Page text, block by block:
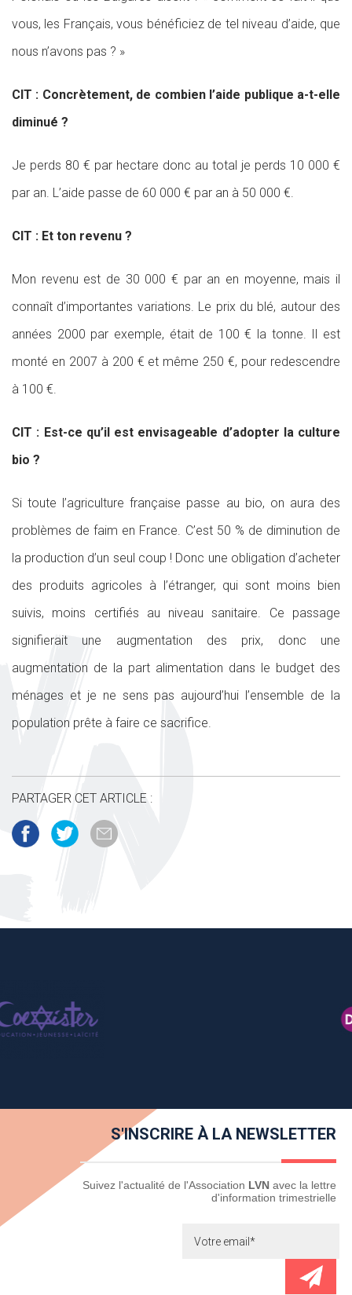
vous, les Français, vous bénéficiez de tel niveau d’aide, que
nous n’avons pas ? »
CIT : Concrètement, de combien l’aide publique a-t-elle
diminué ?
Je perds 80 € par hectare donc au total je perds 10 000 €
par an. L’aide passe de 60 000 € par an à 50 000 €.
CIT : Et ton revenu ?
Mon revenu est de 30 000 € par an en moyenne, mais il
connaît d’importantes variations. Le prix du blé, autour des
années 2000 par exemple, était de 100 € la tonne. Il est
monté en 2007 à 200 € et même 250 €, pour redescendre
à 100 €.
CIT : Est-ce qu’il est envisageable d’adopter la culture
bio ?
Si toute l’agriculture française passe au bio, on aura des
problèmes de faim en France. C’est 50 % de diminution de
la production d’un seul coup ! Donc une obligation d’acheter
des produits agricoles à l’étranger, qui sont moins bien
suivis, moins certifiés au niveau sanitaire. Ce passage
signifierait une augmentation des prix, donc une
augmentation de la part alimentation dans le budget des
ménages et je ne sens pas aujourd’hui l’ensemble de la
population prête à faire ce sacrifice.
PARTAGER CET ARTICLE :
S'INSCRIRE À LA NEWSLETTER
Newsletter Suivez l'actualité de l'Association LVN avec la lettre
d'information trimestrielle